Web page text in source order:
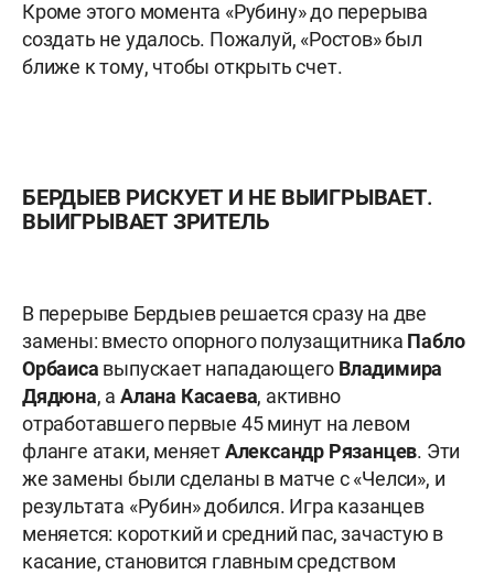
Кроме этого момента «Рубину» до перерыва
создать не удалось. Пожалуй, «Ростов» был
ближе к тому, чтобы открыть счет.
БЕРДЫЕВ РИСКУЕТ И НЕ ВЫИГРЫВАЕТ.
ВЫИГРЫВАЕТ ЗРИТЕЛЬ
В перерыве Бердыев решается сразу на две
замены: вместо опорного полузащитника Пабло
Орбаиса выпускает нападающего Владимира
Дядюна, аАлана Касаева, активно
отработавшего первые 45 минут на левом
фланге атаки, меняетАлександр Рязанцев. Эти
же замены были сделаны в матче с «Челси», и
результата «Рубин» добился. Игра казанцев
меняется: короткий и средний пас, зачастую в
касание, становится главным средством